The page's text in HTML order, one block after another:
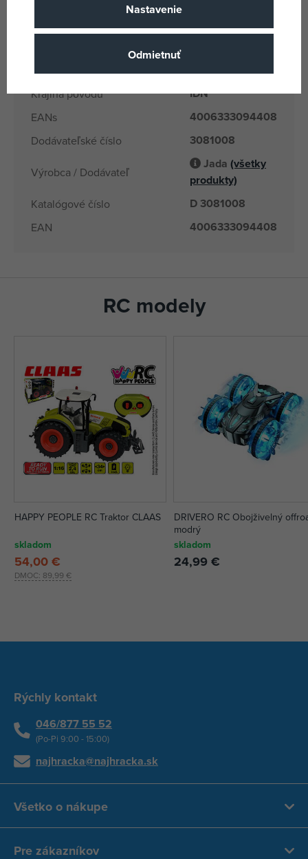
Vek od 4 rokov
Krajina pôvodu IDN
EANs 4006333094408
Dodávateľské číslo 3081008
Výrobca / Dodávateľ
Jada (všetky
produkty)
Katalógové číslo D 3081008
EAN 4006333094408
RC modely
HAPPY PEOPLE RC Traktor CLAAS
skladom
DMOC: 89,99 €
54,00 €
DRIVERO RC Obojživelný
modrý
skladom
24,99 €
Rýchly kontakt
046/877 55 52
(Po-Pi 9:00 - 15:00)
najhracka@najhracka.sk
Všetko o nákupe
Pre zákazníkov
Nastavenie
Odmietnuť